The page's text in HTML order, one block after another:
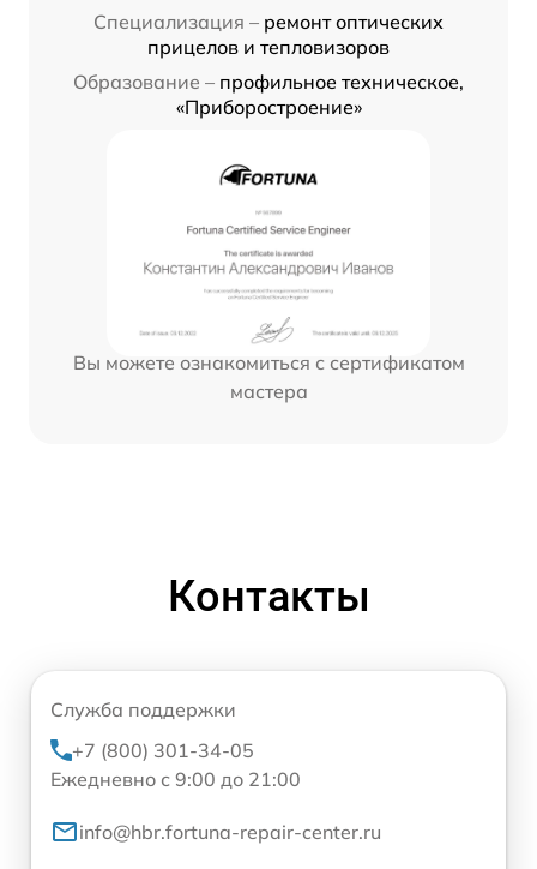
Специализация – ремонт оптических
прицелов и тепловизоров
Образование – профильное техническое,
«Приборостроение»
Вы можете ознакомиться с сертификатом
мастера
Контакты
Служба поддержки
+7 (800) 301-34-05
Ежедневно с 9:00 до 21:00
info@hbr.fortuna-repair-center.ru